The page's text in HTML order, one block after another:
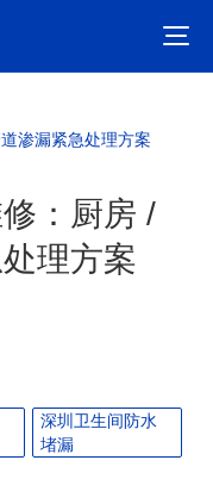
渗漏紧急处理方案
：厨房 /
理方案
深圳卫生间防水
堵漏